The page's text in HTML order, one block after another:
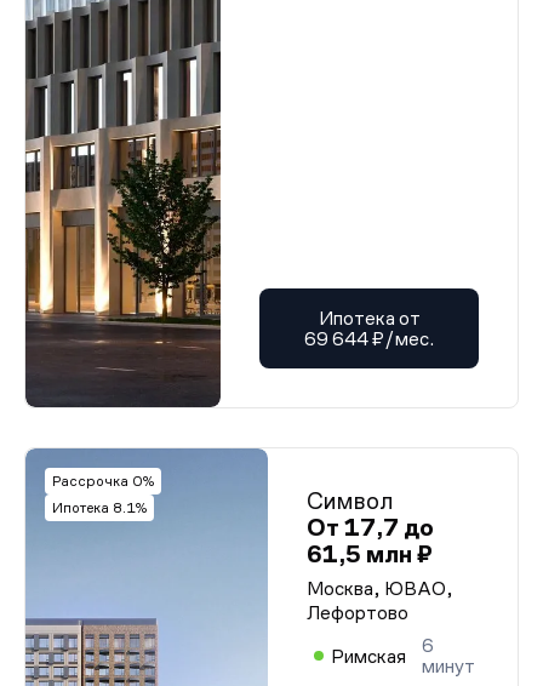
Ипотека от
69 644 ₽/мес.
Рассрочка 0%
Ипотека 8.1%
Символ
От 17,7 до
61,5 млн ₽
Москва, ЮВАО,
Лефортово
Римская
6
минут